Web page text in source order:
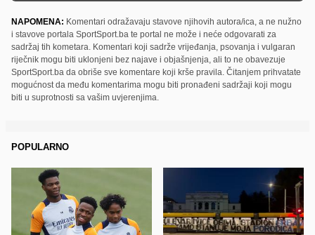
NAPOMENA: Komentari odražavaju stavove njihovih autora/ica, a ne nužno
i stavove portala SportSport.ba te portal ne može i neće odgovarati za
sadržaj tih kometara. Komentari koji sadrže vrijeđanja, psovanja i vulgaran
riječnik mogu biti uklonjeni bez najave i objašnjenja, ali to ne obavezuje
SportSport.ba da obriše sve komentare koji krše pravila. Čitanjem prihvatate
mogućnost da među komentarima mogu biti pronađeni sadržaji koji mogu
biti u suprotnosti sa vašim uvjerenjima.
POPULARNO